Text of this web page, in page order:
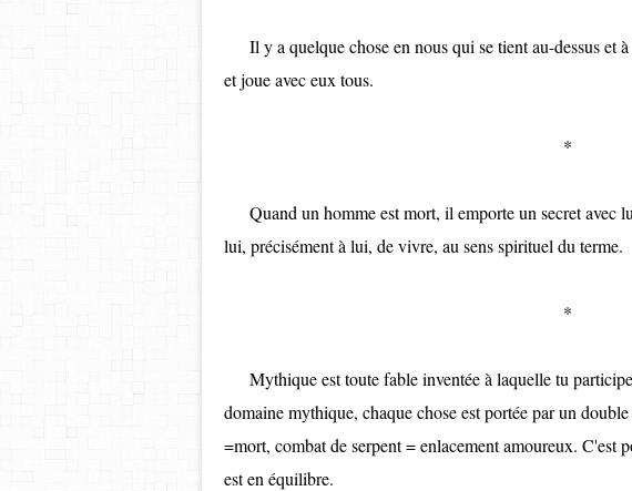
Il y a quelque chose en nous qui se tient au-dessus et
et joue avec eux tous.
*
Quand un homme est mort, il emporte un secret avec
lui, précisément à lui, de vivre, au sens spirituel du terme.
*
Mythique est toute fable inventée à laquelle tu
domaine mythique, chaque chose est portée par un
=mort, combat de serpent = enlacement amoureux. C'est
est en équilibre.